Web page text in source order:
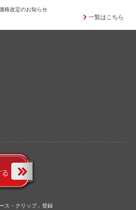
格改定のお知らせ
一覧はこちら
ス・クリップ」登録